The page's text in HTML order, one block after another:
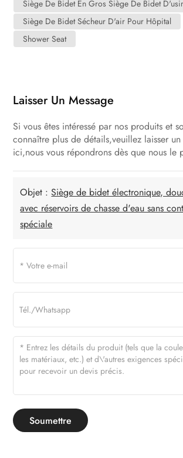
Siège De Bidet En Gros Siège De Bidet
Siège De Bidet Sécheur D'air Pour Hôpital
Shower Seat
Laisser Un Message
Si vous êtes intéressé par nos produits et
connaître plus de détails,veuillez laisser un
ici,nous vous répondrons dès que nous le
Objet :Siège de bidet électronique,
avec réservoirs de chasse d'eau sans
spéciale
Soumettre